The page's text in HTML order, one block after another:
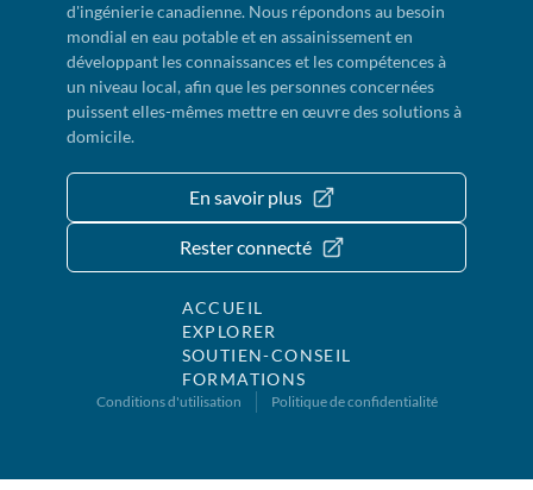
d'ingénierie canadienne. Nous répondons au besoin
mondial en eau potable et en assainissement en
développant les connaissances et les compétences à
un niveau local, afin que les personnes concernées
puissent elles-mêmes mettre en œuvre des solutions à
domicile.
En savoir plus
Rester connecté
ACCUEIL
EXPLORER
SOUTIEN-CONSEIL
FORMATIONS
Conditions d'utilisation Politique de confidentialité